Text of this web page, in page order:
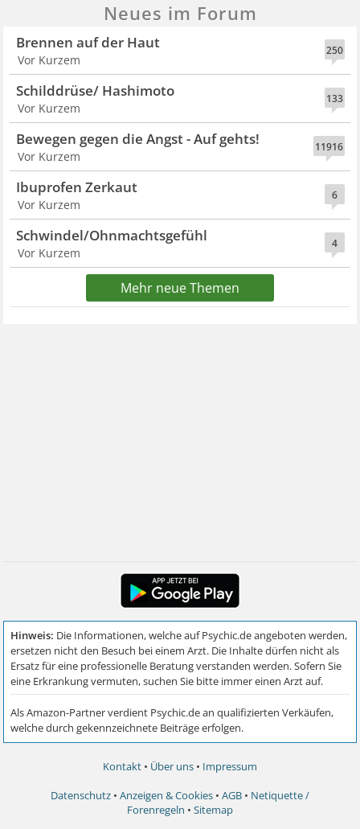
Neues im Forum
250
Brennen auf der Haut
Vor Kurzem
133
Schilddrüse/ Hashimoto
Vor Kurzem
11916
Bewegen gegen die Angst - Auf gehts!
Vor Kurzem
6
Ibuprofen Zerkaut
Vor Kurzem
4
Schwindel/Ohnmachtsgefühl
Vor Kurzem
Mehr neue Themen
Kontakt • Über uns • Impressum
Datenschutz • Anzeigen & Cookies • AGB • Netiquette /
Forenregeln • Sitemap